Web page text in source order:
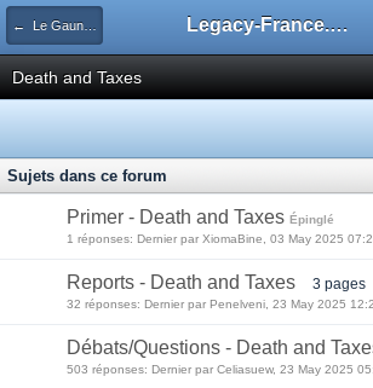
← Le Gauntlet Legacy Legacy-France.org - Forum
Death and Taxes
Sujets dans ce forum
Primer - Death and Taxes Épinglé
1 réponses: Dernier par XiomaBine, 03 May 2025
Reports - Death and Taxes 3 pages
32 réponses: Dernier par Penelveni, 23 May 2025
Débats/Questions - Death and
503 réponses: Dernier par Celiasuew, 23 May 2025